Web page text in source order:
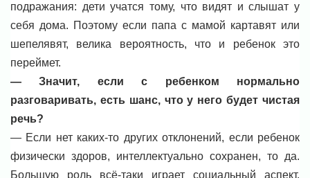
подражания: дети учатся тому, что видят и слышат у
себя дома. Поэтому если папа с мамой картавят или
шепелявят, велика вероятность, что и ребенок это
переймет.
— Значит, если с ребенком нормально
разговаривать, есть шанс, что у него будет чистая
речь?
— Если нет каких-то других отклонений, если ребенок
физически здоров, интеллектуально сохранен, то да.
Большую роль всё-таки играет социальный аспект.